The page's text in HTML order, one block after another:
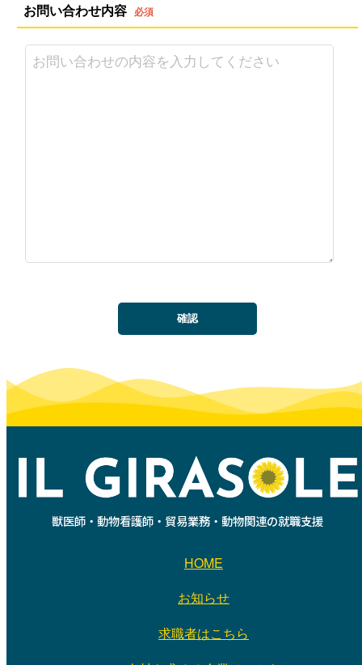
お問い合わせ内容
獣医師・動物看護師・貿易業務・動物関連の就職支援
HOME
お知らせ
求職者はこちら